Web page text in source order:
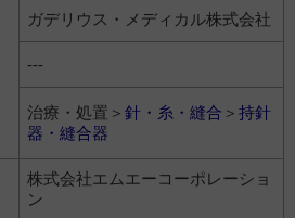
ガデリウス・メディカル株式会社
---
治療・処置＞ 針・糸・縫合 ＞ 持針
器・縫合器
株式会社エムエーコーポレーショ
ン